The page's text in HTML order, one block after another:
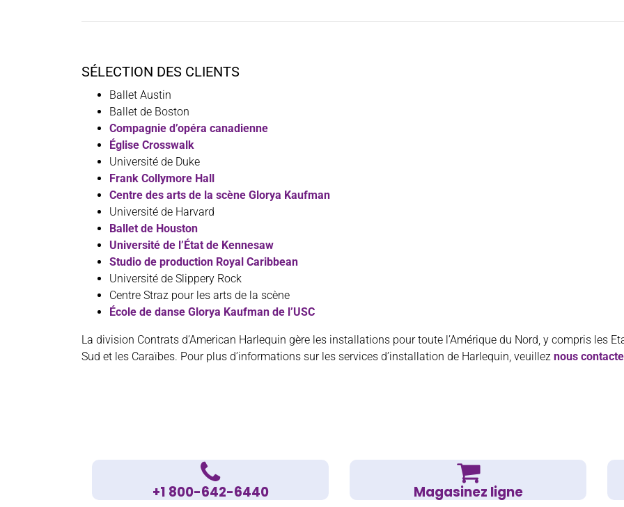
SÉLECTION DES CLIENTS
Ballet Austin
Ballet de Boston
Compagnie d’opéra canadienne
Église Crosswalk
Université de Duke
Frank Collymore Hall
Centre des arts de la scène Glorya Kaufman
Université de Harvard
Ballet de Houston
Université de l’État de Kennesaw
Studio de production Royal Caribbean
Université de Slippery Rock
Centre Straz pour les arts de la scène
École de danse Glorya Kaufman de l’USC
La division Contrats d’American Harlequin gère les installations pour toute l’Amérique du Nord, y compris les
Sud et les Caraïbes. Pour plus d’informations sur les services d’installation de Harlequin, veuillez nous
+1 800-642-6440 Magasinez ligne